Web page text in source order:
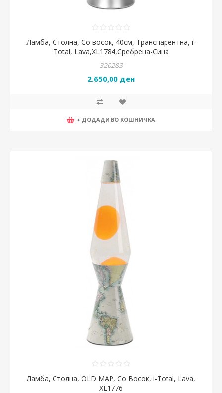
Ламба, Столна, Со восок, 40см, Транспарентна, i-
Total, Lava,XL1784,Сребрена-Сина
320283
2.650,00 ден
+ ДОДАДИ ВО КОШНИЧКА
Ламба, Столна, OLD MAP, Со Восок, i-Total, Lava,
XL1776